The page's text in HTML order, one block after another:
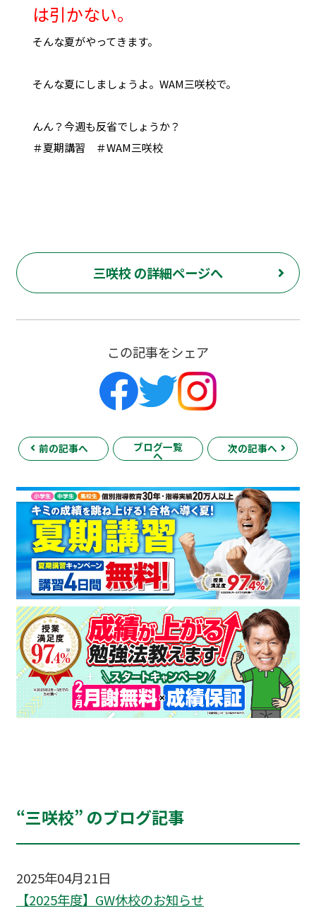
は引かない。
そんな夏がやってきます。
そんな夏にしましょうよ。WAM三咲校で。
んん？今週も反省でしょうか？
＃夏期講習 ＃WAM三咲校
三咲校 の詳細ページへ
この記事をシェア
前の記事へ ブログ一覧
へ
次の記事へ
“三咲校” のブログ記事
2025年04月21日
【2025年度】GW休校のお知らせ